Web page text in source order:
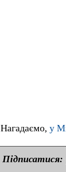
Нагадаємо, у
Підписатися: